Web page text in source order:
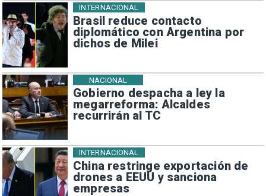
Brasil reduce contacto
diplomático con Argentina por
dichos de Milei
INTERNACIONAL
Gobierno despacha a ley la
megarreforma: Alcaldes
recurrirán al TC
NACIONAL
China restringe exportación de
drones a EEUU y sanciona
empresas
INTERNACIONAL